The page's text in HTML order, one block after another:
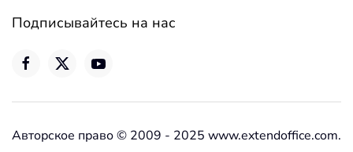
Подписывайтесь на нас
Авторское право © 2009 - 2025 www.extendoffice.com.